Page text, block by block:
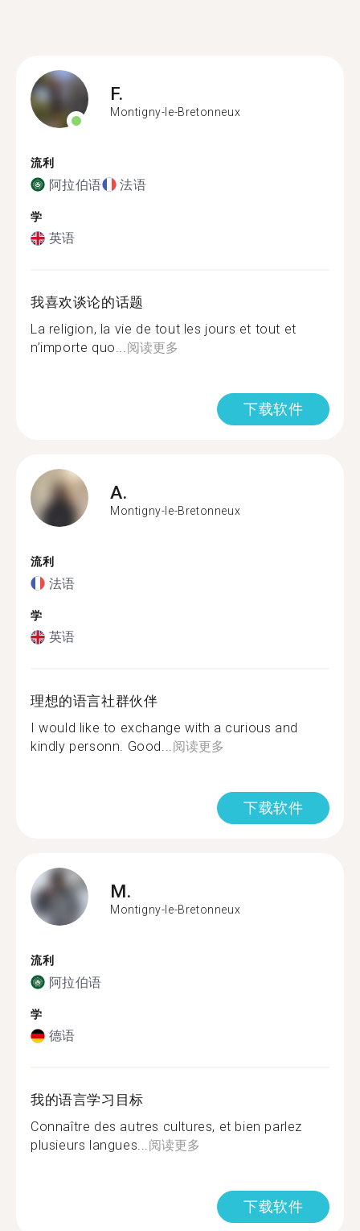
F.
Montigny-le-Bretonneux
流利
阿拉伯语 法语
学
英语
我喜欢谈论的话题
La religion, la vie de tout les jours et tout et
n’importe quo...阅读更多
下载软件
A.
Montigny-le-Bretonneux
流利
法语
学
英语
理想的语言社群伙伴
I would like to exchange with a curious and
kindly personn. Good...阅读更多
下载软件
M.
Montigny-le-Bretonneux
流利
阿拉伯语
学
德语
我的语言学习目标
Connaître des autres cultures, et bien parlez
plusieurs langues...阅读更多
下载软件